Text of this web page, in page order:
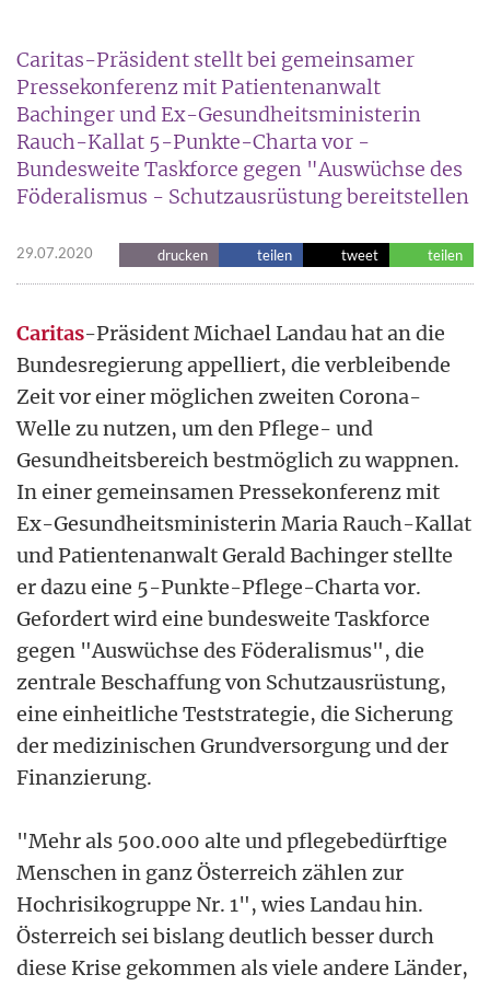
Caritas-Präsident stellt bei gemeinsamer
Pressekonferenz mit Patientenanwalt
Bachinger und Ex-Gesundheitsministerin
Rauch-Kallat 5-Punkte-Charta vor -
Bundesweite Taskforce gegen "Auswüchse des
Föderalismus - Schutzausrüstung bereitstellen
29.07.2020 drucken teilen tweet teilen
Caritas-Präsident Michael Landau hat an die
Bundesregierung appelliert, die verbleibende
Zeit vor einer möglichen zweiten Corona-
Welle zu nutzen, um den Pflege- und
Gesundheitsbereich bestmöglich zu wappnen.
In einer gemeinsamen Pressekonferenz mit
Ex-Gesundheitsministerin Maria Rauch-Kallat
und Patientenanwalt Gerald Bachinger stellte
er dazu eine 5-Punkte-Pflege-Charta vor.
Gefordert wird eine bundesweite Taskforce
gegen "Auswüchse des Föderalismus", die
zentrale Beschaffung von Schutzausrüstung,
eine einheitliche Teststrategie, die Sicherung
der medizinischen Grundversorgung und der
Finanzierung.
"Mehr als 500.000 alte und pflegebedürftige
Menschen in ganz Österreich zählen zur
Hochrisikogruppe Nr. 1", wies Landau hin.
Österreich sei bislang deutlich besser durch
diese Krise gekommen als viele andere Länder,